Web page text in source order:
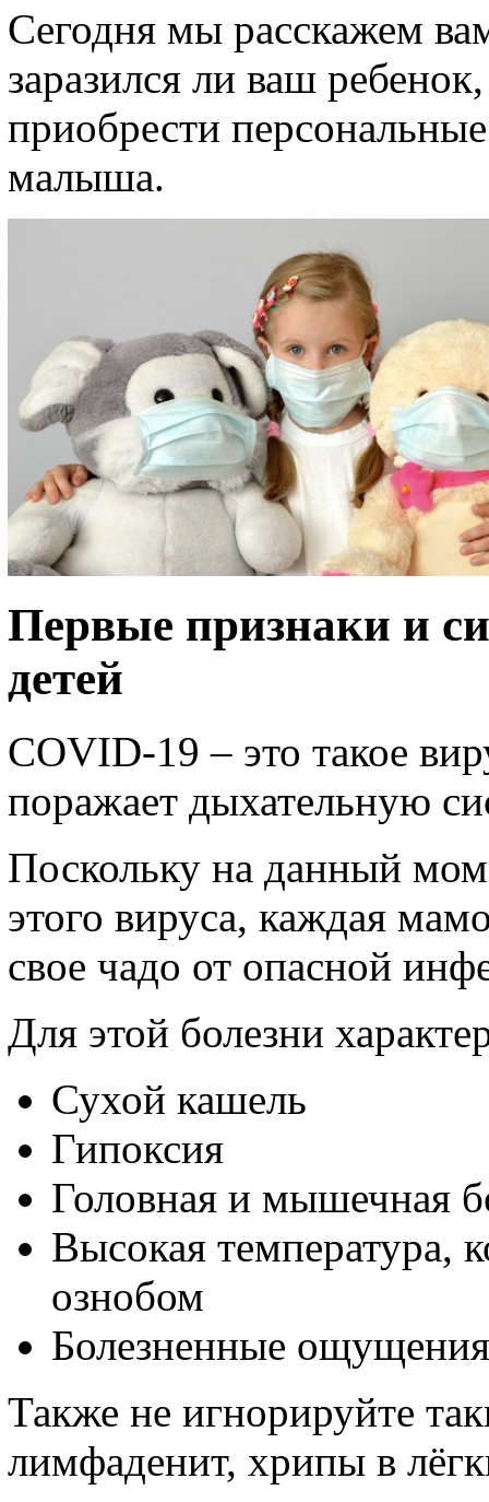
Сегодня мы расскажем
заразился ли ваш
приобрести
малыша.
Первые признаки и
детей
COVID-19 – это такое
поражает дыхательную
Поскольку на данный
этого вируса, каждая
свое чадо от опасной
Для этой болезни
Сухой кашель
Гипоксия
Головная и мышечная
Высокая температура,
ознобом
Болезненные
Также не игнорируйте
лимфаденит, хрипы в